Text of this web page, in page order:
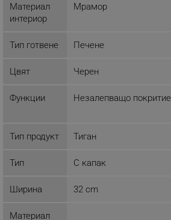
Материал
интериор
Мрамор
Тип готвене Печене
Цвят Черен
Функции Незалепващо покритие
Тип продукт Тиган
Тип С капак
Ширина 32 cm
Материал
Име
_nzm_nosubscribe_92166-7699
_nzm_idnl_92166-7699
_nzm_id_92166-7699